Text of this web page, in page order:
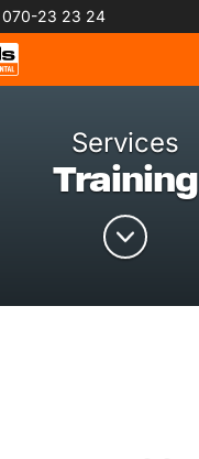
070-23 23 24
Services
Training